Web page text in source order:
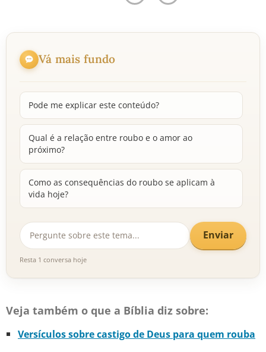
Vá mais fundo
Pode me explicar este conteúdo?
Qual é a relação entre roubo e o amor ao
próximo?
Como as consequências do roubo se aplicam à
vida hoje?
Enviar
Resta 1 conversa hoje
Veja também o que a Bíblia diz sobre:
Versículos sobre castigo de Deus para quem rouba